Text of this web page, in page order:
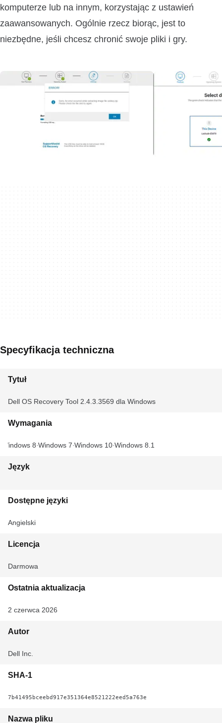
komputerze lub na innym, korzystając z ustawień
zaawansowanych. Ogólnie rzecz biorąc, jest to
niezbędne, jeśli chcesz chronić swoje pliki i gry.
Specyfikacja techniczna
Tytuł
Dell OS Recovery Tool 2.4.3.3569 dla Windows
Wymagania
Windows 8 Windows 7 Windows 10 Windows 8.1
Język
Dostępne języki
Angielski
Licencja
Darmowa
Ostatnia aktualizacja
2 czerwca 2026
Autor
Dell Inc.
SHA-1
7b41495bceebd917e351364e8521222eed5a763e
Nazwa pliku